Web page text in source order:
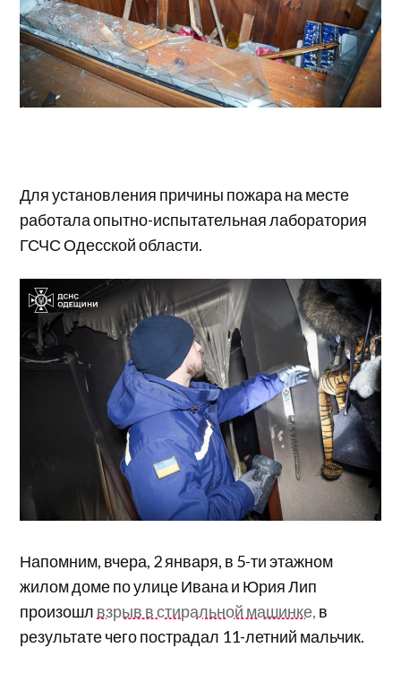
Для установления причины пожара на месте
работала опытно-испытательная лаборатория
ГСЧС Одесской области.
Напомним, вчера, 2 января, в 5-ти этажном
жилом доме по улице Ивана и Юрия Лип
произошл взрыв в стиральной машинке, в
результате чего пострадал 11-летний мальчик.